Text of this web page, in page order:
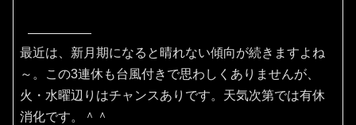
最近は、新月期になると晴れない傾向が続きますよね
～。この3連休も台風付きで思わしくありませんが、
火・水曜辺りはチャンスありです。天気次第では有休
消化です。＾＾